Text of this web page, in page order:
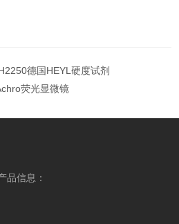
德国HEYL硬度试剂
荧光显微镜
品信息：